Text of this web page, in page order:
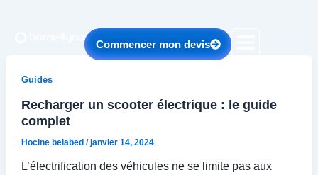
Commencer mon devis
Guides
Recharger un scooter électrique : le guide
complet
Hocine belabed /janvier 14, 2024
L’électrification des véhicules ne se limite pas aux